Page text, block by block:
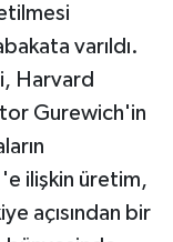
varıldı.
Harvard
Gurewich'in
ilişkin üretim,
açısından bir